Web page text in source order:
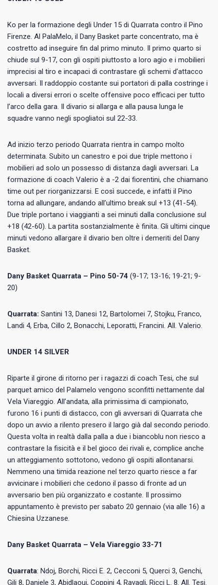
Ko per la formazione degli Under 15 di Quarrata contro il Pino
Firenze. Al PalaMelo, il Dany Basket parte concentrato, ma è
costretto ad inseguire fin dal primo minuto. Il primo quarto si
chiude sul 9-17, con gli ospiti piuttosto a loro agio e i mobilieri
imprecisi al tiro e incapaci di contrastare gli schemi d’attacco
avversari. Il raddoppio costante sui portatori di palla costringe i
locali a diversi errori o scelte offensive poco efficaci per tutto
l’arco della gara. Il divario si allarga e alla pausa lunga le
squadre vanno negli spogliatoi sul 22-33.
Ad inizio terzo periodo Quarrata rientra in campo molto
determinata. Subito un canestro e poi due triple mettono i
mobilieri ad solo un possesso di distanza dagli avversari. La
formazione di coach Valerio è a -2 dai fiorentini, che chiamano
time out per riorganizzarsi. E così succede, e infatti il Pino
torna ad allungare, andando all’ultimo break sul +13 (41-54).
Due triple portano i viaggianti a sei minuti dalla conclusione sul
+18 (42-60). La partita sostanzialmente è finita. Gli ultimi cinque
minuti vedono allargare il divario ben oltre i demeriti del Dany
Basket.
Dany Basket Quarrata – Pino 50-74 (9-17; 13-16; 19-21; 9-
20)
Quarrata: Santini 13, Danesi 12, Bartolomei 7, Stojku, Franco,
Landi 4, Erba, Cillo 2, Bonacchi, Leporatti, Francini. All. Valerio.
UNDER 14 SILVER
Riparte il girone di ritorno per i ragazzi di coach Tesi, che sul
parquet amico del Palamelo vengono sconfitti nettamente dal
Vela Viareggio. All’andata, alla primissima di campionato,
furono 16 i punti di distacco, con gli avversari di Quarrata che
dopo un avvio a rilento presero il largo già dal secondo periodo.
Questa volta in realtà dalla palla a due i biancoblu non riesco a
contrastare la fisicità e il bel gioco dei rivali e, complice anche
un atteggiamento sottotono, vedono gli ospiti allontanarsi.
Nemmeno una timida reazione nel terzo quarto riesce a far
avvicinare i mobilieri che cedono il passo di fronte ad un
avversario ben più organizzato e costante. Il prossimo
appuntamento è previsto per sabato 20 gennaio (via alle 16) a
Chiesina Uzzanese.
Dany Basket Quarrata – Vela Viareggio 33-71
Quarrata: Ndoj, Borchi, Ricci E. 2, Cecconi 5, Querci 3, Genchi,
Gili 8, Daniele 3, Abidlaoui, Coppini 4, Ravagli, Ricci L. 8. All. Tesi.